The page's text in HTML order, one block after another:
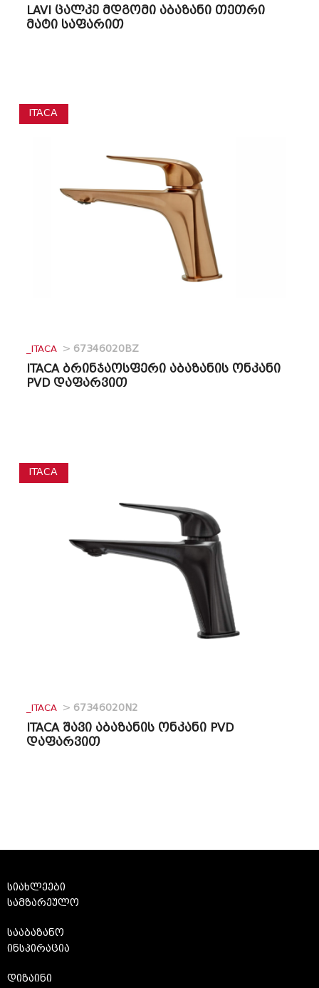
LAVI ცალკე მდგომი აბაზანი თეთრი
მატი საფარით
ITACA
_ITACA > 67346020BZ
ITACA ბრინჯაოსფერი აბაზანის ონკანი
PVD დაფარვით
ITACA
_ITACA > 67346020N2
ITACA შავი აბაზანის ონკანი PVD
დაფარვით
სიახლეები
სამზარეულო
სააბაზანო
ინსპირაცია
დიზაინი